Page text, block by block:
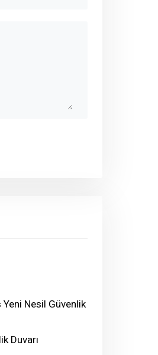
Nesil Güvenlik
Duvarı